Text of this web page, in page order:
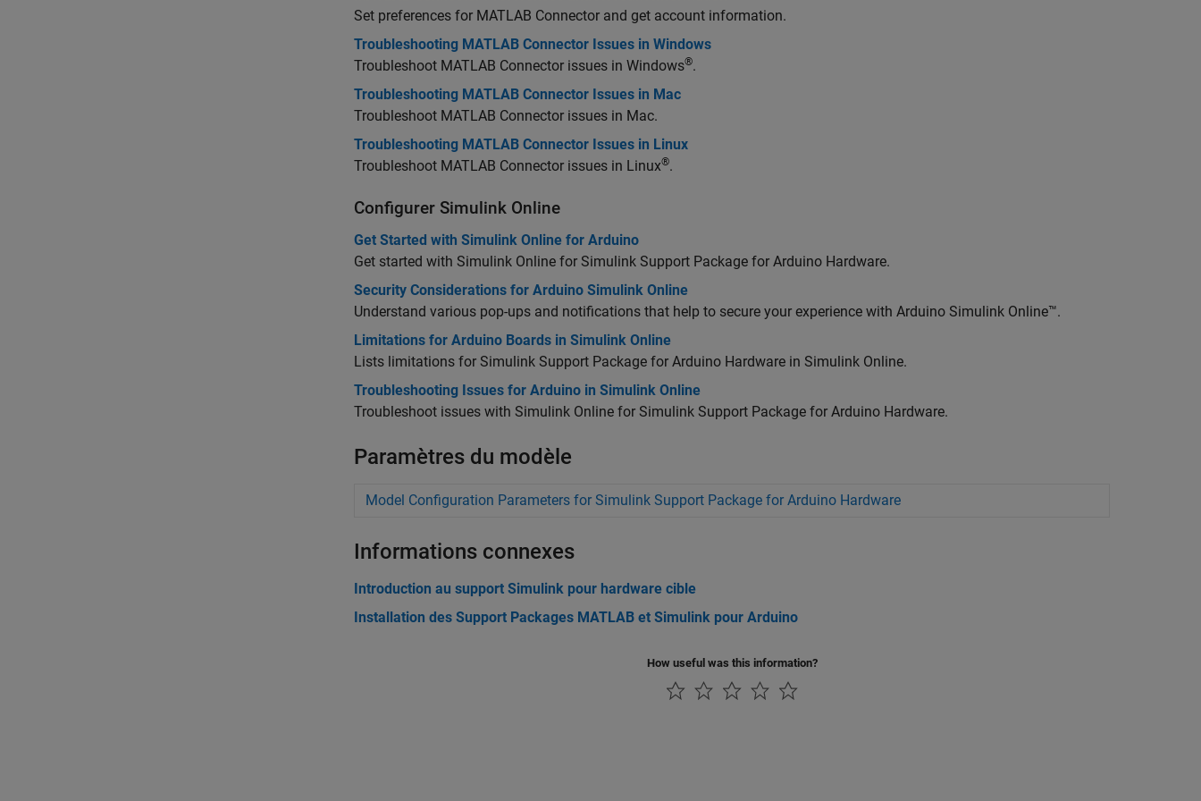
Set preferences for MATLAB Connector and get account information.
Troubleshooting MATLAB Connector Issues in Windows
Troubleshoot MATLAB Connector issues in Windows®.
Troubleshooting MATLAB Connector Issues in Mac
Troubleshoot MATLAB Connector issues in Mac.
Troubleshooting MATLAB Connector Issues in Linux
Troubleshoot MATLAB Connector issues in Linux®.
Configurer Simulink Online
Get Started with Simulink Online for Arduino
Get started with Simulink Online for Simulink Support Package for Arduino Hardware.
Security Considerations for Arduino Simulink Online
Understand various pop-ups and notifications that help to secure your experience with Arduino Simulink Online™.
Limitations for Arduino Boards in Simulink Online
Lists limitations for Simulink Support Package for Arduino Hardware in Simulink Online.
Troubleshooting Issues for Arduino in Simulink Online
Troubleshoot issues with Simulink Online for Simulink Support Package for Arduino Hardware.
Paramètres du modèle
Model Configuration Parameters for Simulink Support Package for Arduino Hardware
Informations connexes
Introduction au support Simulink pour hardware cible
Installation des Support Packages MATLAB et Simulink pour Arduino
How useful was this information?